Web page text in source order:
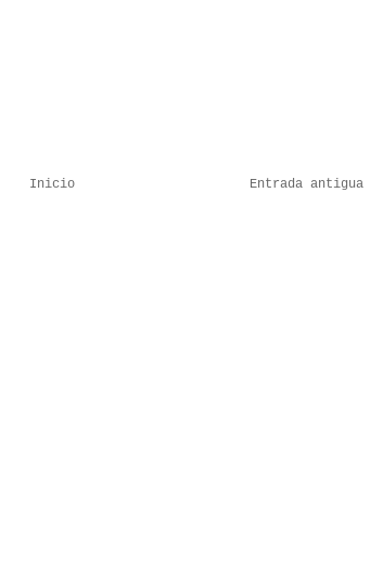
Entrada antigua
Inicio